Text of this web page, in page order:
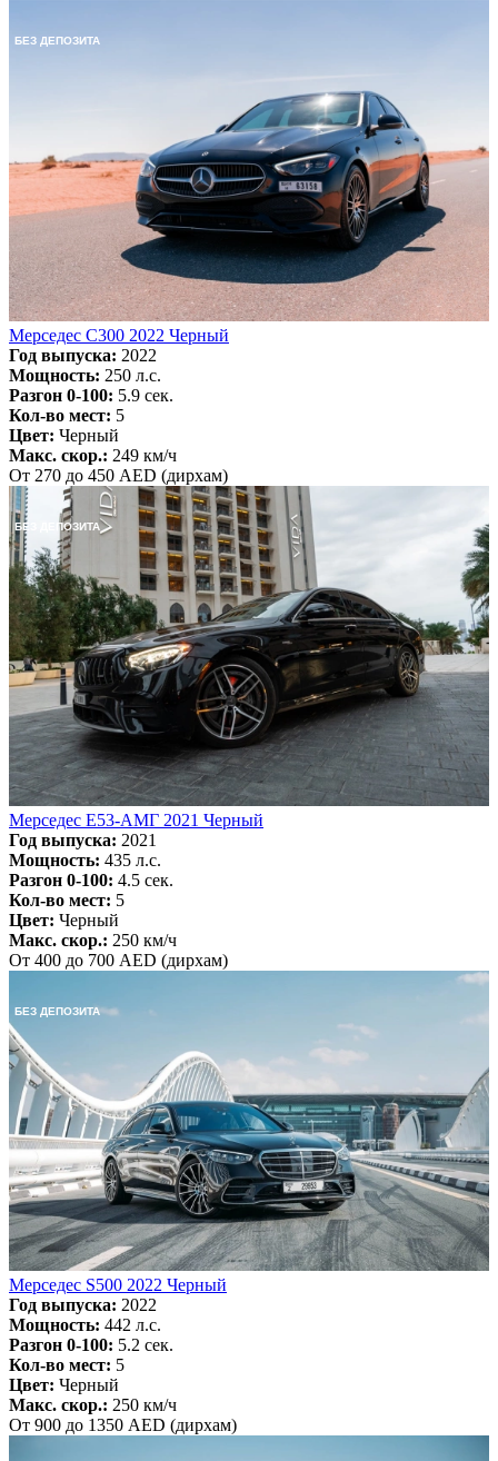
БЕЗ ДЕПОЗИТА
Мерседес С300 2022 Черный
Год выпуска: 2022
Мощность: 250 л.с.
Разгон 0-100: 5.9 сек.
Кол-во мест: 5
Цвет: Черный
Макс. скор.: 249 км/ч
От 270 до 450 AED (дирхам)
БЕЗ ДЕПОЗИТА
Мерседес Е53-АМГ 2021 Черный
Год выпуска: 2021
Мощность: 435 л.с.
Разгон 0-100: 4.5 сек.
Кол-во мест: 5
Цвет: Черный
Макс. скор.: 250 км/ч
От 400 до 700 AED (дирхам)
БЕЗ ДЕПОЗИТА
Мерседес S500 2022 Черный
Год выпуска: 2022
Мощность: 442 л.с.
Разгон 0-100: 5.2 сек.
Кол-во мест: 5
Цвет: Черный
Макс. скор.: 250 км/ч
От 900 до 1350 AED (дирхам)